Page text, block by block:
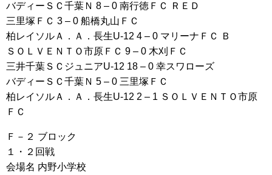
バディーＳＣ千葉Ｎ 8 – 0 南行徳ＦＣ ＲＥＤ
三里塚ＦＣ 3 – 0 船橋丸山ＦＣ
柏レイソルＡ．Ａ．長生U-12 4 – 0 マリーナＦＣ Ｂ
ＳＯＬＶＥＮＴＯ市原ＦＣ 9 – 0 木刈ＦＣ
三井千葉ＳＣジュニアU-12 18 – 0 幸スワローズ
バディーＳＣ千葉Ｎ 5 – 0 三里塚ＦＣ
柏レイソルＡ．Ａ．長生U-12 2 – 1 ＳＯＬＶＥＮＴＯ市原
ＦＣ
Ｆ－２ ブロック
１・２回戦
会場名 内野小学校